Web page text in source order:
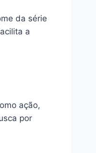
da série
a
ação,
por